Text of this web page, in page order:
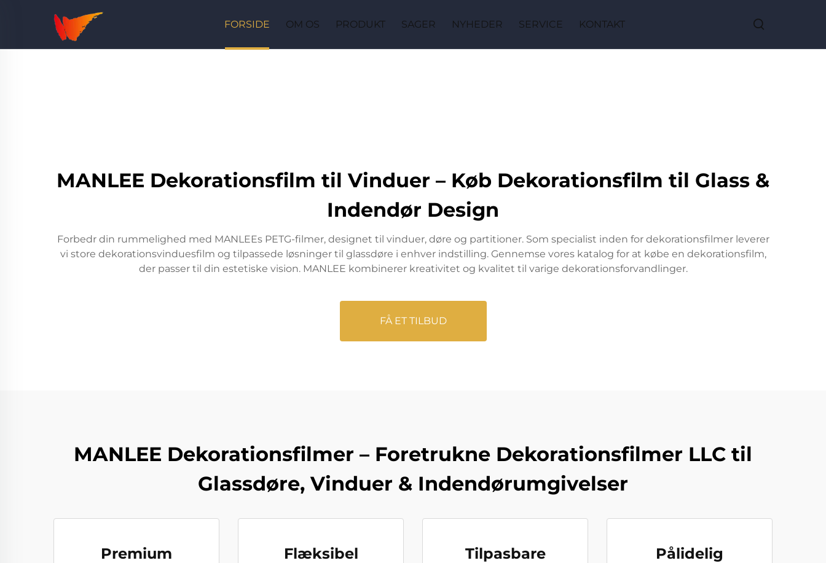
FORSIDE OM OS PRODUKT SAGER NYHEDER SERVICE KONTAKT
MANLEE Dekorationsfilm til Vinduer – Køb Dekorationsfilm til Glass &
Indendør Design
Forbedr din rummelighed med MANLEEs PETG-filmer, designet til vinduer, døre og partitioner. Som specialist inden for dekorationsfilmer leverer
vi store dekorationsvinduesfilm og tilpassede løsninger til glassdøre i enhver indstilling. Gennemse vores katalog for at købe en dekorationsfilm,
der passer til din estetiske vision. MANLEE kombinerer kreativitet og kvalitet til varige dekorationsforvandlinger.
FÅ ET TILBUD
MANLEE Dekorationsfilmer – Foretrukne Dekorationsfilmer LLC til
Glassdøre, Vinduer & Indendørumgivelser
Premium
Flæksibel
Tilpasbare
Pålidelig